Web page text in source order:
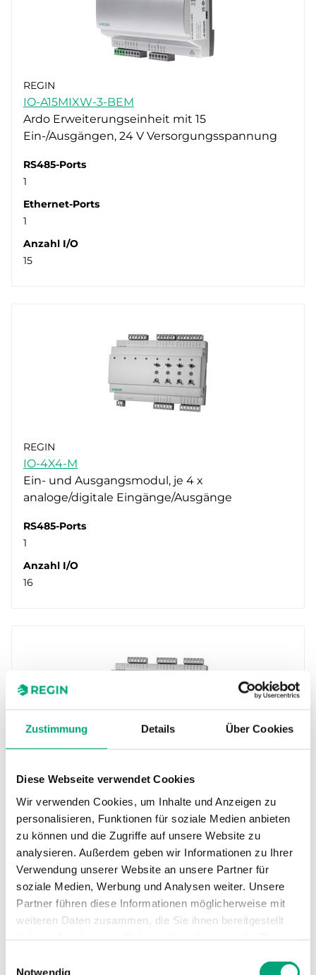
Zustimmung Details Über Cookies
Diese Webseite verwendet Cookies
Wir verwenden Cookies, um Inhalte und Anzeigen zu
personalisieren, Funktionen für soziale Medien anbieten
zu können und die Zugriffe auf unsere Website zu
analysieren. Außerdem geben wir Informationen zu Ihrer
Verwendung unserer Website an unsere Partner für
soziale Medien, Werbung und Analysen weiter. Unsere
Partner führen diese Informationen möglicherweise mit
weiteren Daten zusammen, die Sie ihnen bereitgestellt
Notwendig
REGIN
IO-A15MIXW-3-BEM
Ardo Erweiterungseinheit mit 15
Ein-/Ausgängen, 24 V Versorgungsspannung
RS485-Ports
1
Ethernet-Ports
1
Anzahl I/O
15
REGIN
IO-4X4-M
Ein- und Ausgangsmodul, je 4 x
analoge/digitale Eingänge/Ausgänge
RS485-Ports
1
Anzahl I/O
16
IO-16DI
Eingangsmodul, 16 digitale Kontakteingänge,
davon 8 x Impulszähler
RS485-Ports
1
Anzahl I/O
16